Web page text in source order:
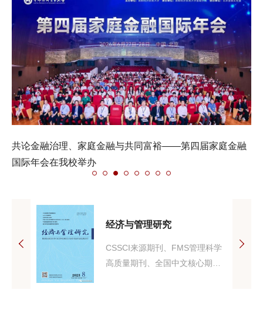
共论金融治理、家庭金融与共同富裕——第四届家庭金融
国际年会在我校举办
闻出
经济与管理研究
CSSCI来源期刊、FMS管理科学
高质量期刊、全国中文核心期